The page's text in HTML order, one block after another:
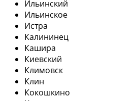
Ильинский
Ильинское
Истра
Калининец
Кашира
Киевский
Климовск
Клин
Кокошкино